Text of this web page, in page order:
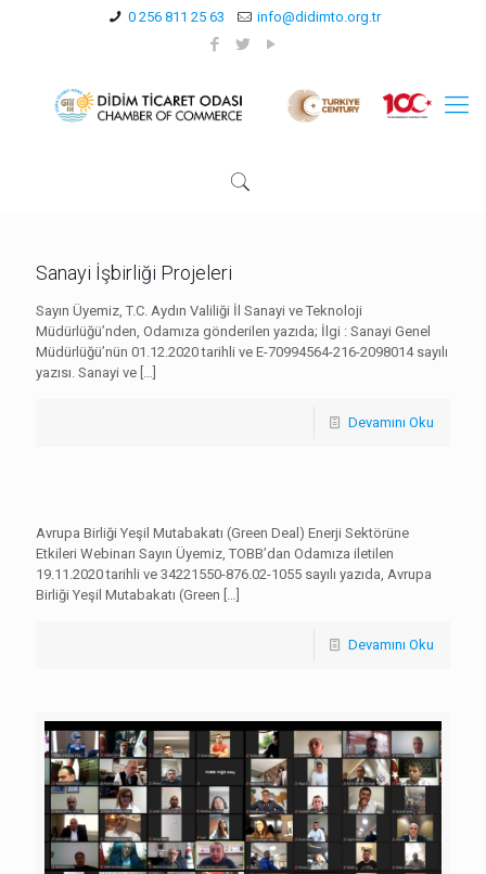
0 256 811 25 63 info@didimto.org.tr
Sanayi İşbirliği Projeleri
Sayın Üyemiz, T.C. Aydın Valiliği İl Sanayi ve Teknoloji
Müdürlüğü’nden, Odamıza gönderilen yazıda; İlgi : Sanayi Genel
Müdürlüğü’nün 01.12.2020 tarihli ve E-70994564-216-2098014 sayılı
yazısı. Sanayi ve […]
Devamını Oku
Avrupa Birliği Yeşil Mutabakatı (Green Deal) Enerji Sektörüne
Etkileri Webinarı Sayın Üyemiz, TOBB’dan Odamıza iletilen
19.11.2020 tarihli ve 34221550-876.02-1055 sayılı yazıda, Avrupa
Birliği Yeşil Mutabakatı (Green […]
Devamını Oku